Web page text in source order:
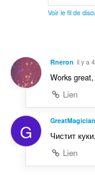
Voir le fil de
Rneron il y a
Works
Lien
G
Чистит
Lien